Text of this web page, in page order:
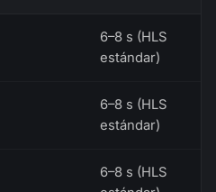
6–8 s (HLS
estándar)
6–8 s (HLS
estándar)
6–8 s (HLS